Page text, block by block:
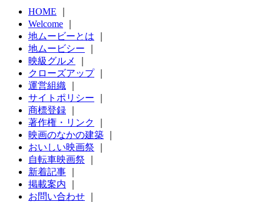
HOME
Welcome
地ムービーとは
地ムービシー
映級グルメ
クローズアップ｜
運営組織
サイトポリシー
商標登録
著作権・リンク
映画のなかの建築
おいしい映画祭
自転車映画祭
新着記事
掲載案内
お問い合わせ